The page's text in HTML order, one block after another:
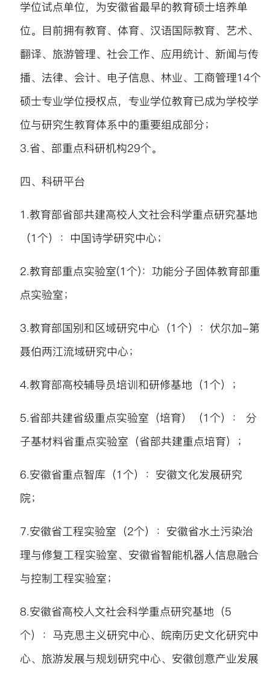
学位试点单位，为安徽省最早的教育硕士培养单
位。目前拥有教育、体育、汉语国际教育、艺术、
翻译、旅游管理、社会工作、应用统计、新闻与传
播、法律、会计、电子信息、林业、工商管理14个
硕士专业学位授权点，专业学位教育已成为学校学
位与研究生教育体系中的重要组成部分；
3.省、部重点科研机构29个。
四、科研平台
1.教育部省部共建高校人文社会科学重点研究基地
（1个）：中国诗学研究中心；
2.教育部重点实验室(1个)：功能分子固体教育部重
点实验室；
3.教育部国别和区域研究中心（1个）：伏尔加-第
聂伯两江流域研究中心；
4.教育部高校辅导员培训和研修基地（1个）；
5.省部共建省级重点实验室（培育）（1个）： 分
子基材料省重点实验室（省部共建重点培育）；
6.安徽省重点智库（1个）：安徽文化发展研究
院；
7.安徽省工程实验室（2个）：安徽省水土污染治
理与修复工程实验室、安徽省智能机器人信息融合
与控制工程实验室；
8.安徽省高校人文社会科学重点研究基地（5
个）：马克思主义研究中心、皖南历史文化研究中
心、旅游发展与规划研究中心、安徽创意产业发展